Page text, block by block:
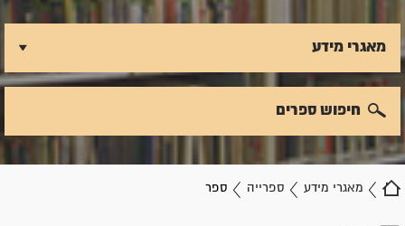
מאגרי מידע ספרייה ספר
מאגרי מידע
חיפוש ספרים